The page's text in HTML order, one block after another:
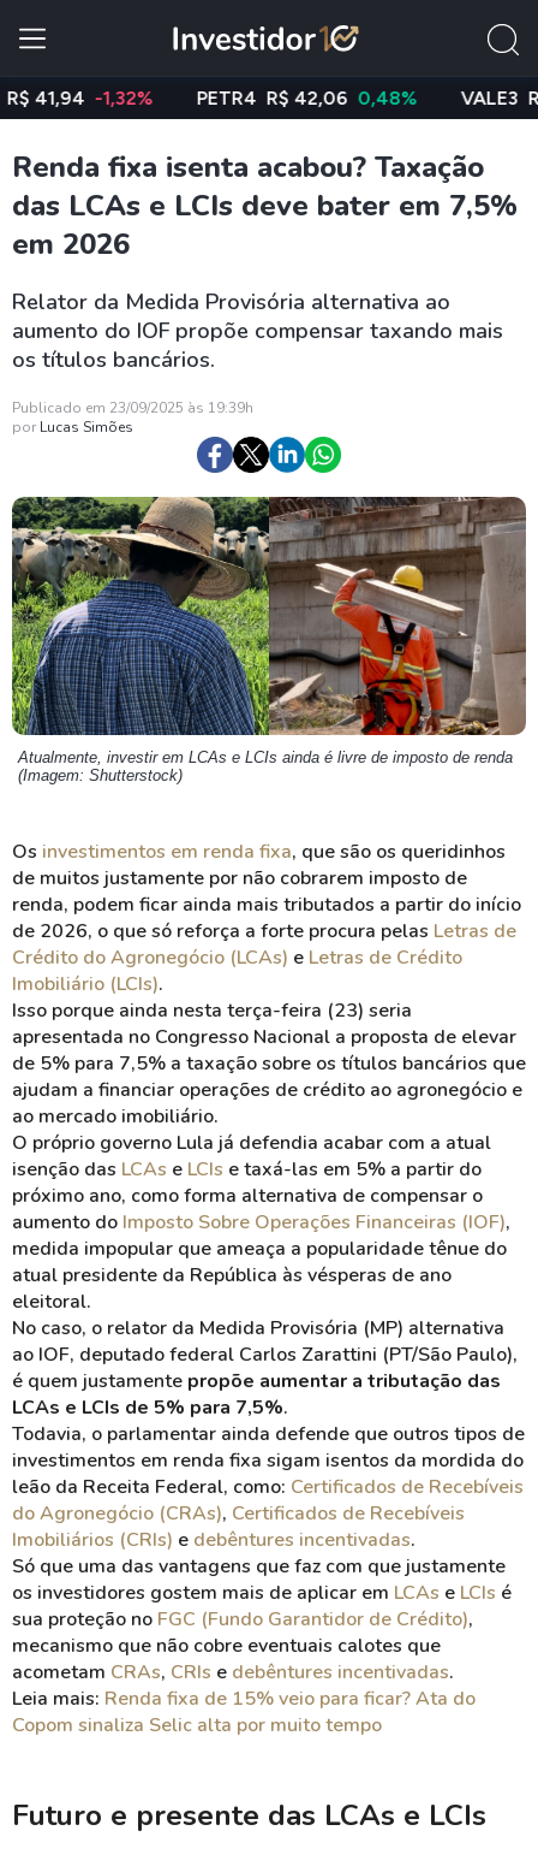
-1,32% PETR4 R$ 42,06 0,48% VALE3 R$
Renda fixa isenta acabou? Taxação
das LCAs e LCIs deve bater em 7,5%
em 2026
Relator da Medida Provisória alternativa ao
aumento do IOF propõe compensar taxando mais
os títulos bancários.
Publicado em 23/09/2025 às 19:39h
por Lucas Simões
Atualmente, investir em LCAs e LCIs ainda é livre de imposto de renda
(Imagem: Shutterstock)
Os investimentos em renda fixa, que são os queridinhos
de muitos justamente por não cobrarem imposto de
renda, podem ficar ainda mais tributados a partir do início
de 2026, o que só reforça a forte procura pelas Letras de
Crédito do Agronegócio (LCAs) e Letras de Crédito
Imobiliário (LCIs).
Isso porque ainda nesta terça-feira (23) seria
apresentada no Congresso Nacional a proposta de elevar
de 5% para 7,5% a taxação sobre os títulos bancários que
ajudam a financiar operações de crédito ao agronegócio e
ao mercado imobiliário.
O próprio governo Lula já defendia acabar com a atual
isenção das LCAs e LCIs e taxá-las em 5% a partir do
próximo ano, como forma alternativa de compensar o
aumento do Imposto Sobre Operações Financeiras (IOF),
medida impopular que ameaça a popularidade tênue do
atual presidente da República às vésperas de ano
eleitoral.
No caso, o relator da Medida Provisória (MP) alternativa
ao IOF, deputado federal Carlos Zarattini (PT/São Paulo),
é quem justamente propõe aumentar a tributação das
LCAs e LCIs de 5% para 7,5%.
Todavia, o parlamentar ainda defende que outros tipos de
investimentos em renda fixa sigam isentos da mordida do
leão da Receita Federal, como: Certificados de Recebíveis
do Agronegócio (CRAs), Certificados de Recebíveis
Imobiliários (CRIs) e debêntures incentivadas.
Só que uma das vantagens que faz com que justamente
os investidores gostem mais de aplicar em LCAs e LCIs é
sua proteção no FGC (Fundo Garantidor de Crédito),
mecanismo que não cobre eventuais calotes que
acometam CRAs, CRIs e debêntures incentivadas.
Leia mais: Renda fixa de 15% veio para ficar? Ata do
Copom sinaliza Selic alta por muito tempo
Futuro e presente das LCAs e LCIs